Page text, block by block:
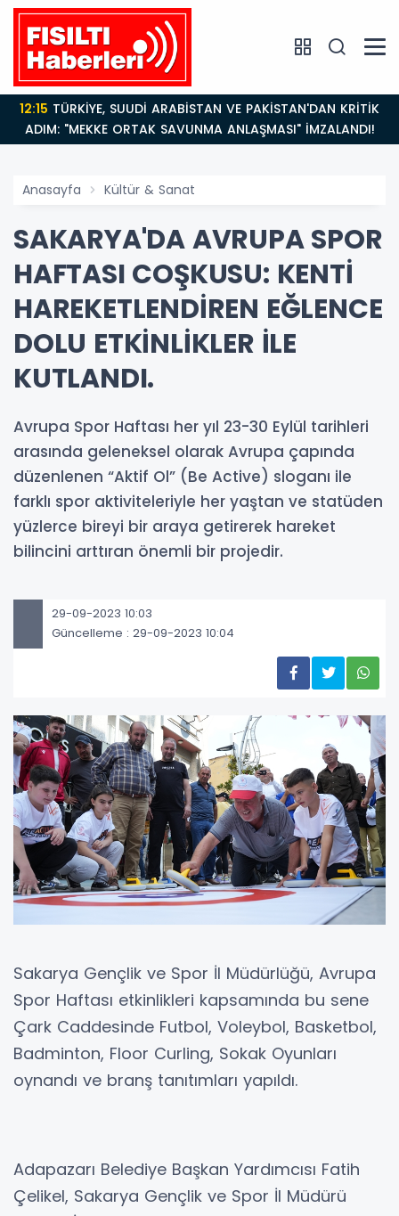
14:21BAKAN GÜRLEK’TEN TİGAD ÇALIŞTAYINDA Çarpıcı
AÇIKLAMALAR: "Pazar Günü Yeni Bir Aydınlığa
Uyanacağız"
Anasayfa Kültür & Sanat
SAKARYA'DA AVRUPA SPOR
HAFTASI COŞKUSU: KENTİ
HAREKETLENDİREN EĞLENCE
DOLU ETKİNLİKLER İLE
KUTLANDI.
Avrupa Spor Haftası her yıl 23-30 Eylül tarihleri
arasında geleneksel olarak Avrupa çapında
düzenlenen “Aktif Ol” (Be Active) sloganı ile
farklı spor aktiviteleriyle her yaştan ve statüden
yüzlerce bireyi bir araya getirerek hareket
bilincini arttıran önemli bir projedir.
29-09-2023 10:03
Güncelleme : 29-09-2023 10:04
Sakarya Gençlik ve Spor İl Müdürlüğü, Avrupa
Spor Haftası etkinlikleri kapsamında bu sene
Çark Caddesinde Futbol, Voleybol, Basketbol,
Badminton, Floor Curling, Sokak Oyunları
oynandı ve branş tanıtımları yapıldı.
Adapazarı Belediye Başkan Yardımcısı Fatih
Çelikel, Sakarya Gençlik ve Spor İl Müdürü